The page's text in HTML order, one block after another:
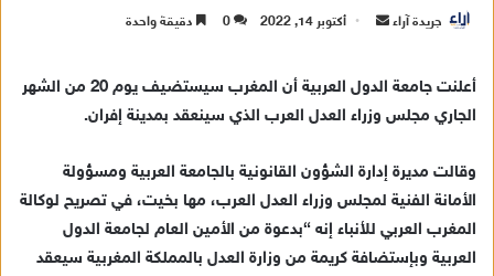
جريدة آراء
ب
ي
د
ا
إ
أكتوبر 14, 2022 0 دقيقة واحدة
أعلنت جامعة الدول العربية أن المغرب سيستضيف يوم 20 من الشهر
الجاري مجلس وزراء العدل العرب الذي سينعقد بمدينة إفران.
وقالت مديرة إدارة الشؤون القانونية بالجامعة العربية ومسؤولة
الأمانة الفنية لمجلس وزراء العدل العرب، مها بخيت، في تصريح لوكالة
المغرب العربي للأنباء إنه “بدعوة من الأمين العام لجامعة الدول
العربية وبإستضافة كريمة من وزارة العدل بالمملكة المغربية سيعقد